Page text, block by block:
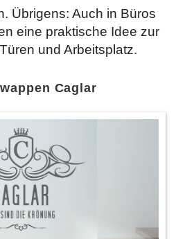
Übrigens: Auch in Büros
eine praktische Idee zur
und Arbeitsplatz.
Caglar